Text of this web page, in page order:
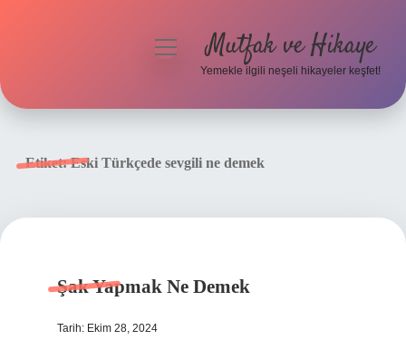
menüyüMutfak ve Hikaye
Yemekle ilgili neşeli hikayeler keşfet!
Etiket:Eski Türkçede sevgili ne demek
Şak Yapmak Ne Demek
Tarih: Ekim 28, 2024